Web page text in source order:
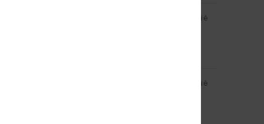
Achat vérifié
Achat vérifié